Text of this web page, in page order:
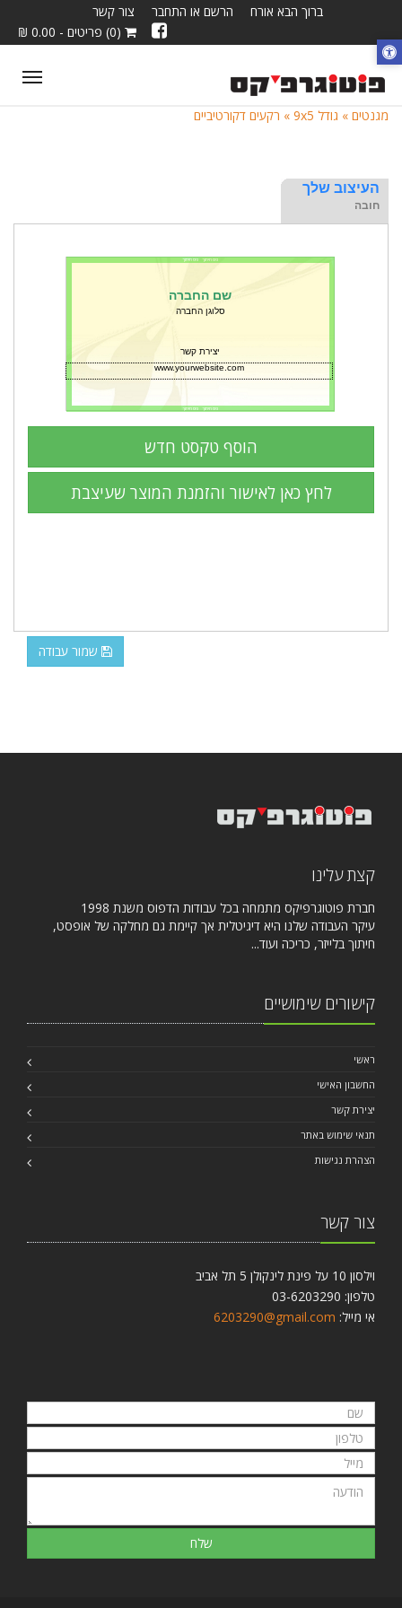
ברוך הבא אורח הרשם או התחבר
צור קשר
(0) פריטים - 0.00 ₪
מגנטים » גודל 9x5 » רקעים דקורטיביים
העיצוב שלך
חובה
שמור עבודה
קצת עלינו
חברת פוטוגרפיקס מתמחה בכל עבודות הדפוס משנת 1998
עיקר העבודה שלנו היא דיגיטלית אך קיימת גם מחלקה של אופסט,
חיתוך בלייזר, כריכה ועוד...
קישורים שימושיים
ראשי
החשבון האישי
יצירת קשר
תנאי שימוש באתר
הצהרת נגישות
צור קשר
וילסון 10 על פינת לינקולן 5 תל אביב
טלפון: 03-6203290
אי מייל: 6203290@gmail.com